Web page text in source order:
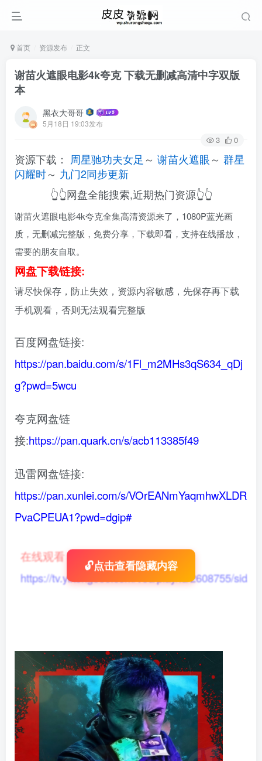
首页 资源发布 正文
谢苗火遮眼电影4k夸克 下载无删减高清中字双版
本
黑衣大哥哥
5月18日 19:03发布
3 0
资源下载： 周星驰功夫女足 ～ 谢苗火遮眼～ 群星
闪耀时～ 九门2同步更新
👆👆网盘全能搜索,近期热门资源👆👆
谢苗火遮眼电影4k夸克全集高清资源来了，1080P蓝光画
质，无删减完整版，免费分享，下载即看，支持在线播放，
需要的朋友自取。
网盘下载链接:
请尽快保存，防止失效，资源内容敏感，先保存再下载
手机观看，否则无法观看完整版
百度网盘链接:
https://pan.baidu.com/s/1Fl_m2MHs3qS634_qDj
g?pwd=5wcu
夸克网盘链
接:https://pan.quark.cn/s/acb113385f49
迅雷网盘链接:
https://pan.xunlei.com/s/VOrEANmYaqmhwXLDR
PvaCPEUA1?pwd=dgip#
在线观看：
https://tv.yikong666.com/vod/play/id/2608755/sid/
🔓点击查看隐藏内容